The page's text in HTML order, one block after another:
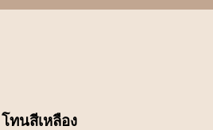
ทนสีเหลือง